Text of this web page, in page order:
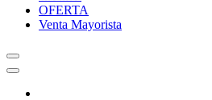
OFERTA
Venta Mayorista